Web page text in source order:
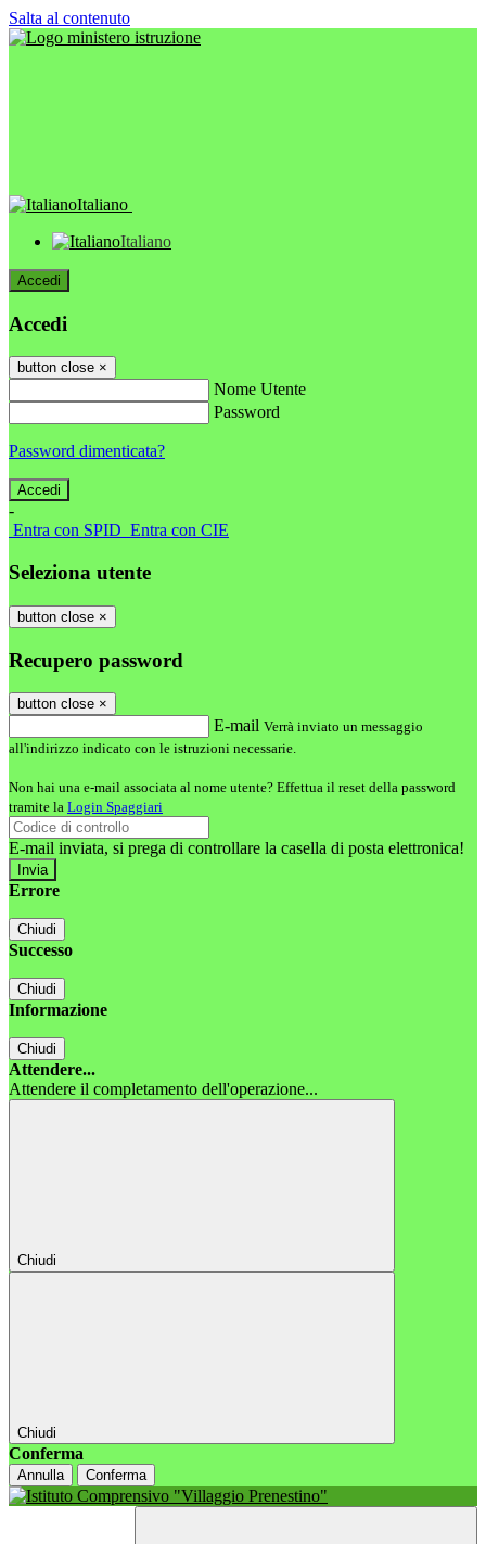
Salta al contenuto
Italiano
Italiano
Accedi
Accedi
button close ×
Nome Utente
Password
Password dimenticata?
-
Entra con SPID Entra con CIE
Seleziona utente
button close ×
Recupero password
button close ×
E-mail Verrà inviato un messaggio
all'indirizzo indicato con le istruzioni necessarie.
Non hai una e-mail associata al nome utente? Effettua il reset della password
tramite la Login Spaggiari
E-mail inviata, si prega di controllare la casella di posta elettronica!
Errore
Chiudi
Successo
Chiudi
Informazione
Chiudi
Attendere...
Attendere il completamento dell'operazione...
Chiudi
Chiudi
Conferma
Annulla Conferma